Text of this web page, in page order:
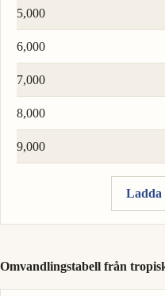
5,000
6,000
7,000
8,000
9,000
Omvandlingstabell från